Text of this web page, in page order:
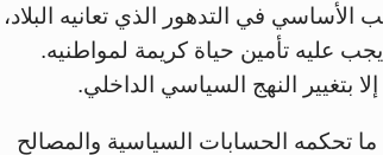
في التدهور الذي تعانيه البلاد،
عليه تأمين حياة كريمة لمواطنيه.
النهج السياسي الداخلي.
تحكمه الحسابات السياسية والمصالح